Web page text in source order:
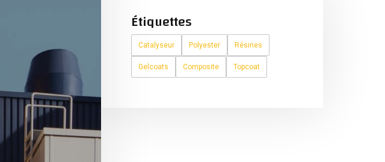
Étiquettes
Catalyseur Polyester Résines
Gelcoats Composite Topcoat